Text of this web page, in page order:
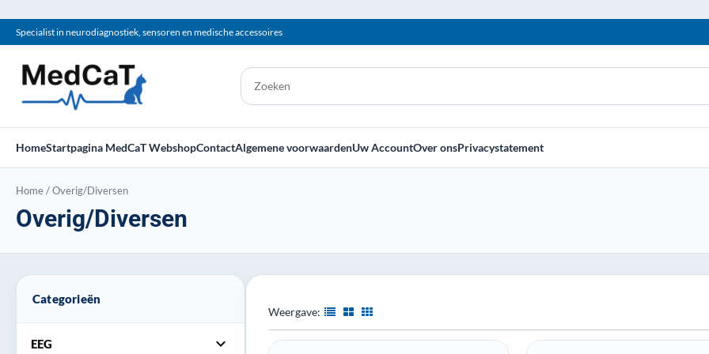
Specialist in neurodiagnostiek, sensoren en medische accessoires
HomeStartpagina MedCaT WebshopContactAlgemene voorwaardenUw AccountOver onsPrivacystatement
Home/Overig/Diversen
Overig/Diversen
Categorieën
EEG expand_more
Weergave: